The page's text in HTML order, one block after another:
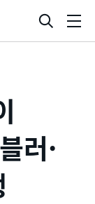
검
색
러·